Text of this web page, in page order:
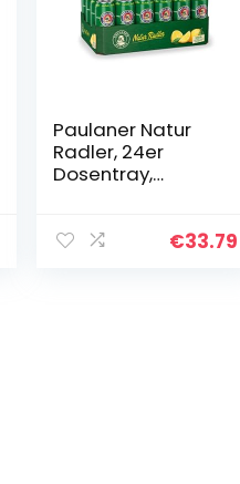
Paulaner Natur
Radler, 24er
Dosentray,
€33.79